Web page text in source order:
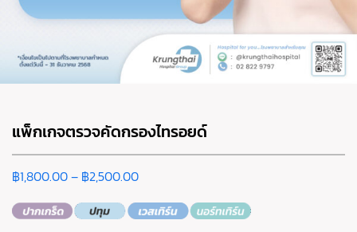
แพ็กเกจตรวจคัดกรองไทรอยด์
฿1,800.00– ฿2,500.00